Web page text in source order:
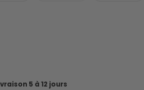
5 à 12 jours